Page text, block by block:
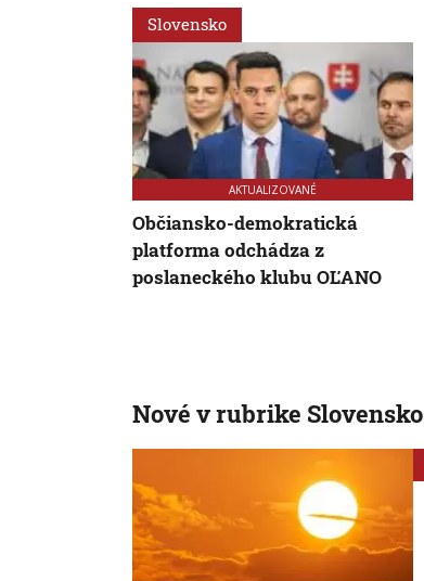
Slovensko
AKTUALIZOVANÉ
Občiansko-demokratická
platforma odchádza z
poslaneckého klubu OĽANO
Nové v rubrike Slovensko